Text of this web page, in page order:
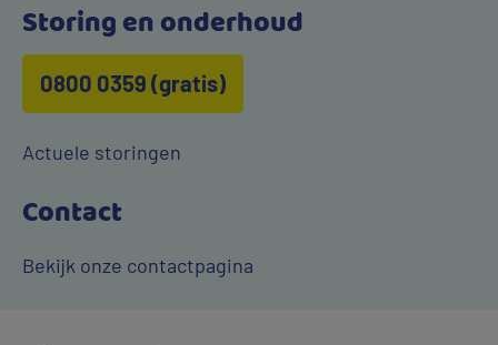
Storing en onderhoud
0800 0359 (gratis)
Actuele storingen
Contact
Bekijk onze contactpagina